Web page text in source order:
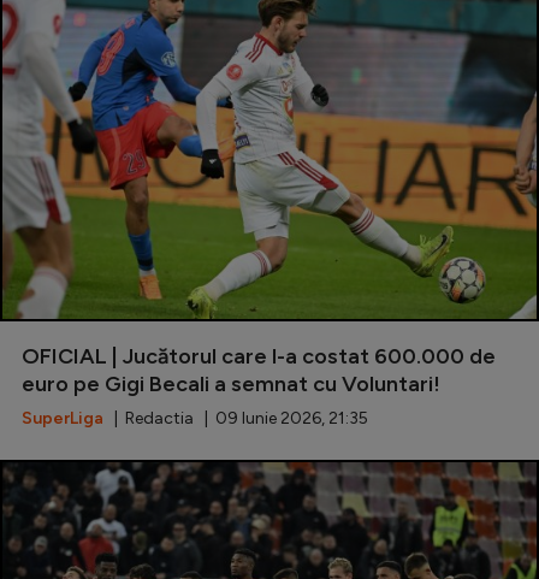
OFICIAL | Jucătorul care l-a costat 600.000 de
euro pe Gigi Becali a semnat cu Voluntari!
SuperLiga | Redactia | 09 Iunie 2026, 21:35